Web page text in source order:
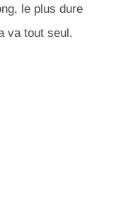
le plus dure
va tout seul.